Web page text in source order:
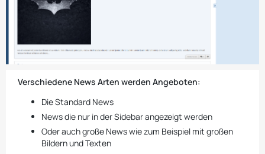
Verschiedene News Arten werden Angeboten:
Die Standard News
News die nur in der Sidebar angezeigt werden
Oder auch große News wie zum Beispiel mit großen
Bildern und Texten